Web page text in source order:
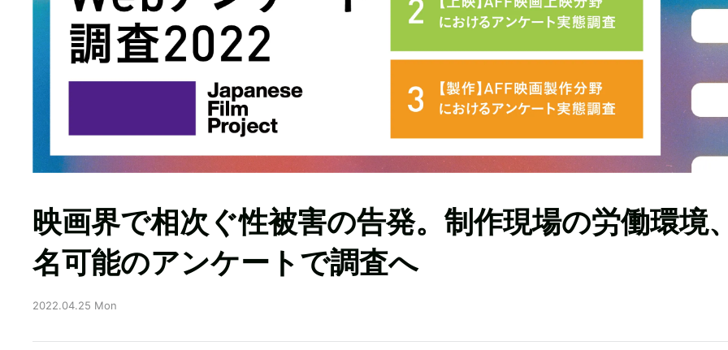
映画界で相次ぐ性被害の告発。制作現場の労働環境
名可能のアンケートで調査へ
2022.04.25 Mon